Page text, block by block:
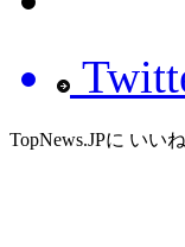
TopNews.JPに いいね